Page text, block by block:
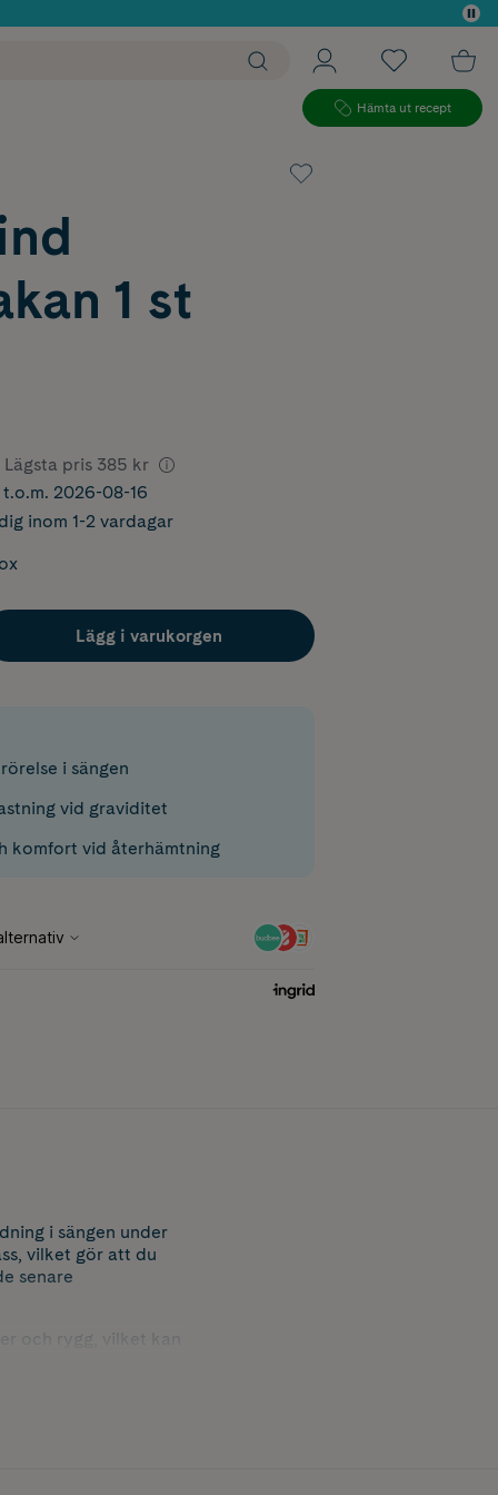
Hämta ut recept
1 st
Lägsta pris 385 kr
2026-08-16
inom 1-2 vardagar
Lägg i varukorgen
i sängen
vid graviditet
komfort vid återhämtning
i sängen under
vilket gör att du
senare
och rygg, vilket kan